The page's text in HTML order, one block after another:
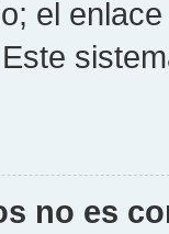
el
no es